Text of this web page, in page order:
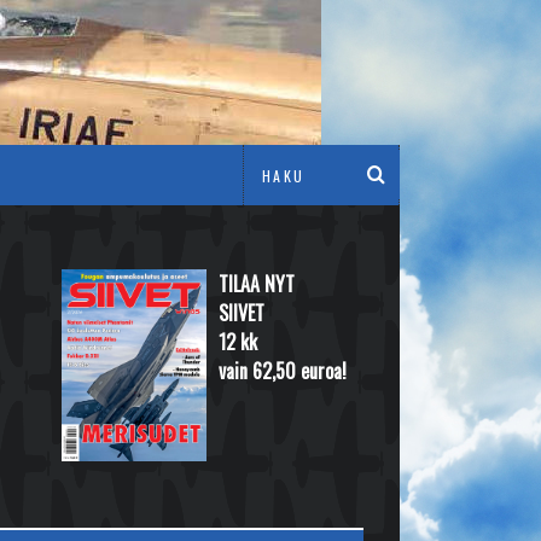
TILAA NYT
SIIVET
12 kk
vain 62,50 euroa!